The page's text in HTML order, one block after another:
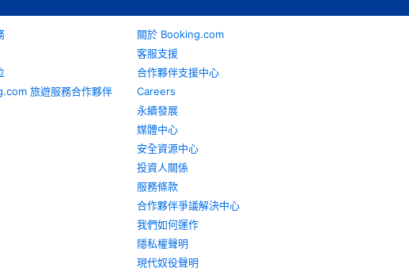
旅遊服務合作夥伴
關於 Booking.com
客服支援
合作夥伴支援中心
Careers
永續發展
媒體中心
安全資源中心
投資人關係
服務條款
合作夥伴爭議解決中心
我們如何運作
隱私權聲明
現代奴役聲明